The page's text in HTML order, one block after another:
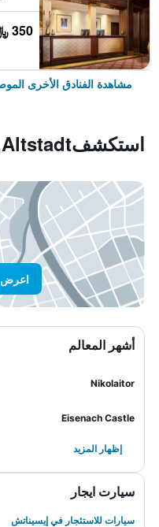
350 ﷼
مشاهدة الفنادق الأخرى
استكشفAltstadt, إيسيناتش
اعرض
أشهر المعالم
Nikolaitor
Eisenach Castle
إظهار المزيد
سيارت ايجار
سيارات للاستئجار في إيسيناتش